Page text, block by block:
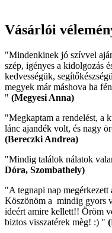
Vásárlói
"Mindenkinek jó szívvel
szép, igényes a kidolgozás
kedvességük,
megyek már máshova ha
" (Megyesi Anna)
"Megkaptam a rendelést, a
lánc ajandék volt, és nagy
(Bereczki Andrea)
"Mindig találok nálatok
Dóra, Szombathely)
"A tegnapi nap megérkezett
Köszönöm a mindig gyors
ideért amire kellett!! Öröm
biztos visszatérek mèg! :) "